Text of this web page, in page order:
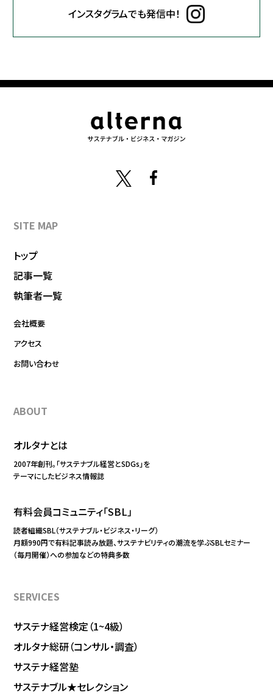
インスタグラムでも発信中！
SITE MAP
トップ
記事一覧
執筆者一覧
会社概要
アクセス
お問い合わせ
ABOUT
オルタナとは
2007年創刊。「サステナブル経営とSDGs」を
テーマにしたビジネス情報誌
有料会員コミュニティ「SBL」
読者組織SBL（サステナブル・ビジネス・リーグ）
月額990円で有料記事読み放題、サステナビリティの潮流を学ぶSBLセミナー
（毎月開催）への参加などの特典多数
SERVICES
サステナ経営検定（1~4級）
オルタナ総研（コンサル・調査）
サステナ経営塾
サステナブル★セレクション